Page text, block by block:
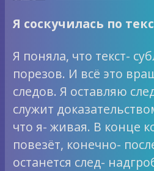
Я соскучилась по
Я поняла, что текст-
порезов. И всё это
следов. Я оставляю
служит
что я- живая. В конце
повезёт, конечно-
останется след-